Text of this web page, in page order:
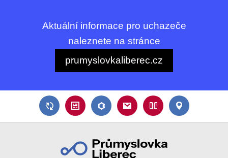
Aktuální informace pro uchazeče
naleznete na stránce
prumyslovkaliberec.cz